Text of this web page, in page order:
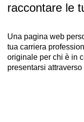
raccontare le
Una pagina web
tua carriera
originale per chi è in
presentarsi